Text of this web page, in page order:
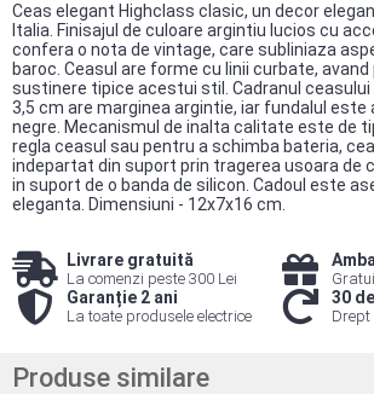
Ceas elegant Highclass clasic, un decor
Italia. Finisajul de culoare argintiu lucios cu
confera o nota de vintage, care subliniaza
baroc. Ceasul are forme cu linii curbate, avand
sustinere tipice acestui stil. Cadranul ceasului
3,5 cm are marginea argintie, iar fundalul este
negre. Mecanismul de inalta calitate este de
regla ceasul sau pentru a schimba bateria,
indepartat din suport prin tragerea usoara de
in suport de o banda de silicon. Cadoul este
eleganta. Dimensiuni - 12x7x16 cm.
Livrare gratuită
La comenzi peste 300 Lei
Garanție 2 ani
La toate produsele electrice
30
Drept
Produse similare